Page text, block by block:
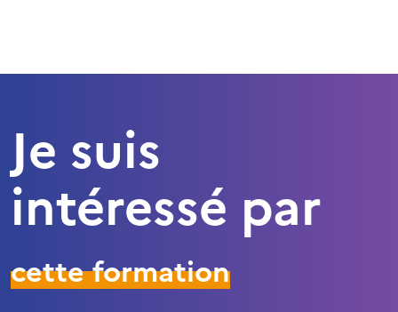
Je suis
intéressé par
cette formation